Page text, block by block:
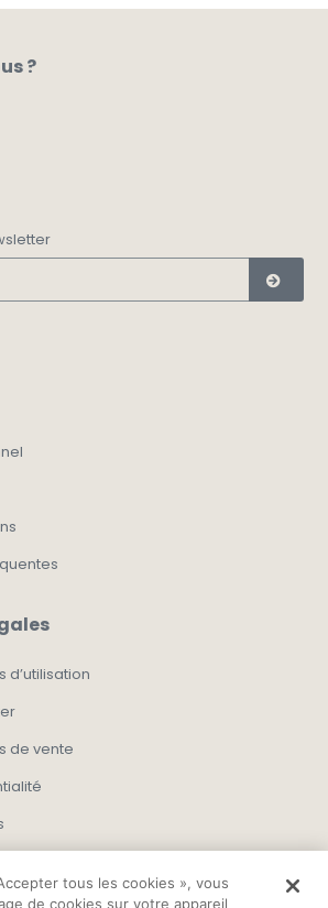
?
d’utilisation
de vente
tous les cookies », vous
de cookies sur votre appareil